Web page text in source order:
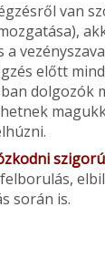
van
előtt
dolgozók
során is.